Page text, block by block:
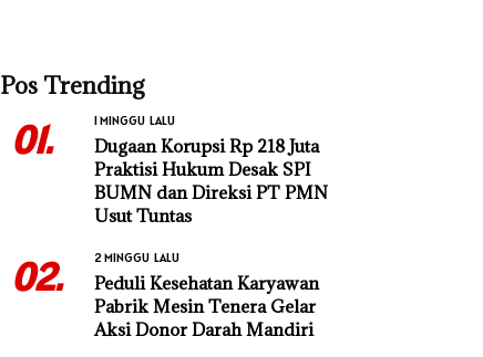
Pos Trending
01. 1 MINGGU LALU
Dugaan Korupsi Rp 218 Juta
Praktisi Hukum Desak SPI
BUMN dan Direksi PT PMN
Usut Tuntas
02. 2 MINGGU LALU
Peduli Kesehatan Karyawan
Pabrik Mesin Tenera Gelar
Aksi Donor Darah Mandiri